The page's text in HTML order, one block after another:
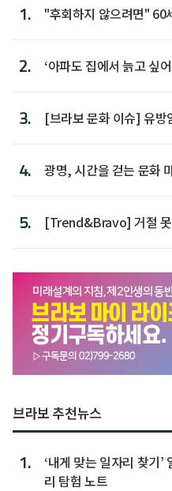
1.
"후회하지 않으려면" 60
2.
‘아파도 집에서 늙고 싶
3.
[브라보 문화 이슈] 유방
4. 광명, 시간을 걷는 문화
5.
[Trend&Bravo] 거절 못
브라보 추천뉴스
1.
‘내게 맞는 일자리 찾기’
리 탐험 노트